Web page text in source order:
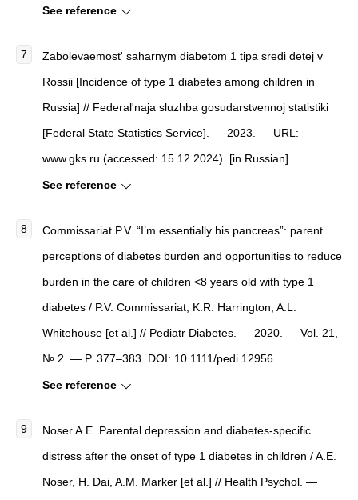
See reference
Zabolevaemost' saharnym diabetom 1 tipa sredi detej v
Rossii [Incidence of type 1 diabetes among children in
Russia] // Federal'naja sluzhba gosudarstvennoj statistiki
[Federal State Statistics Service]. — 2023. — URL:
www.gks.ru (accessed: 15.12.2024). [in Russian]
See reference
Commissariat P.V. “I’m essentially his pancreas”: parent
perceptions of diabetes burden and opportunities to reduce
burden in the care of children <8 years old with type 1
diabetes / P.V. Commissariat, K.R. Harrington, A.L.
Whitehouse [et al.] // Pediatr Diabetes. — 2020. — Vol. 21,
№ 2. — P. 377–383. DOI: 10.1111/pedi.12956.
See reference
Noser A.E. Parental depression and diabetes-specific
distress after the onset of type 1 diabetes in children / A.E.
Noser, H. Dai, A.M. Marker [et al.] // Health Psychol. —